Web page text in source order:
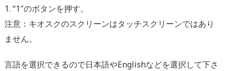
1. “1″のボタンを押す。
注意：キオスクのスクリーンはタッチスクリーンではあり
ません。
言語を選択できるので日本語やEnglishなどを選択して下さ